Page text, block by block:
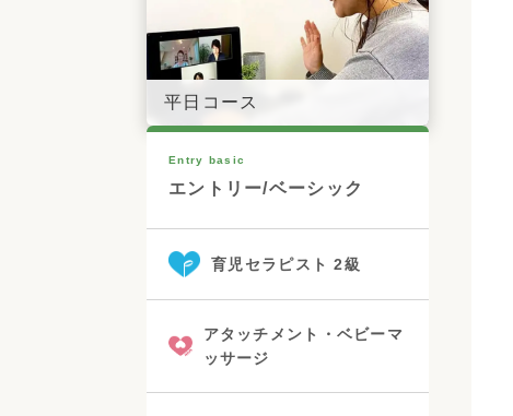
平日コース
Entry basic
エントリー/ベーシック
育児セラピスト 2級
アタッチメント・ベビーマ
ッサージ